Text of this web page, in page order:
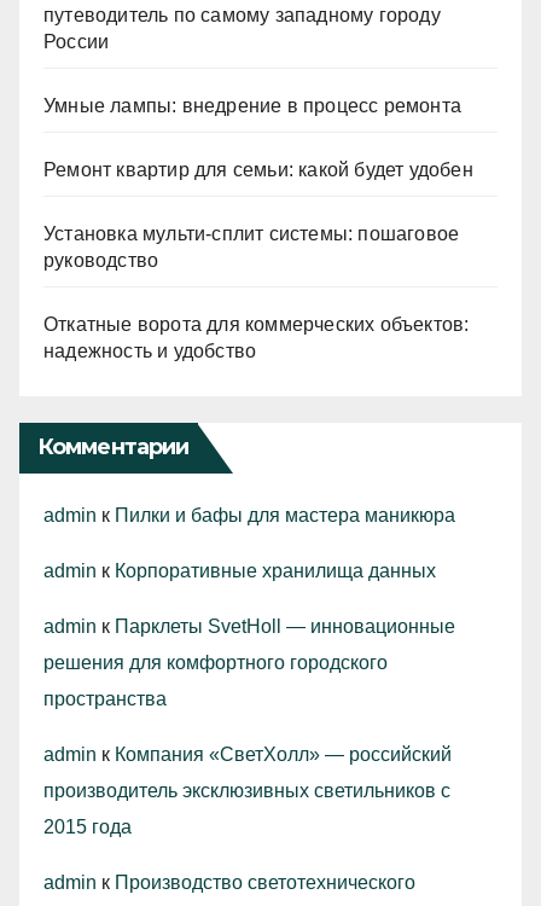
путеводитель по самому западному городу
России
Умные лампы: внедрение в процесс ремонта
Ремонт квартир для семьи: какой будет удобен
Установка мульти-сплит системы: пошаговое
руководство
Откатные ворота для коммерческих объектов:
надежность и удобство
Комментарии
admin к Пилки и бафы для мастера маникюра
admin к Корпоративные хранилища данных
admin к Парклеты SvetHoll — инновационные
решения для комфортного городского
пространства
admin к Компания «СветХолл» — российский
производитель эксклюзивных светильников с
2015 года
admin к Производство светотехнического